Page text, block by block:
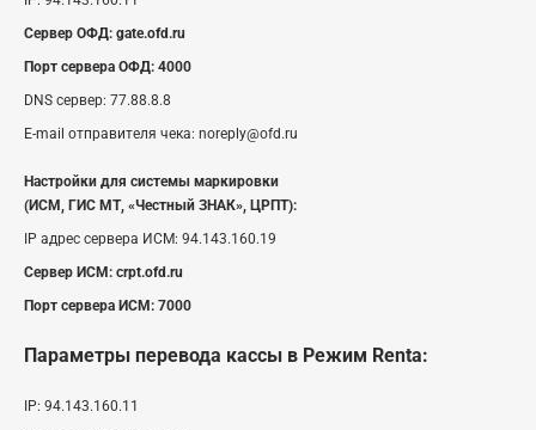
Сервер ОФД: gate.ofd.ru
Порт сервера ОФД: 4000
DNS сервер: 77.88.8.8
E-mail отправителя чека: noreply@ofd.ru
Настройки для системы маркировки
(ИСМ, ГИС МТ, «Честный ЗНАК», ЦРПТ):
IP адрес сервера ИСМ: 94.143.160.19
Сервер ИСМ: crpt.ofd.ru
Порт сервера ИСМ: 7000
Параметры перевода кассы в Режим Renta:
IP: 94.143.160.11